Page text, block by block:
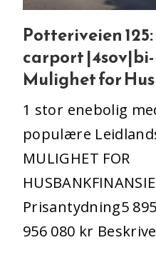
Potteriveien
carport
Mulighet for
1 stor enebolig
populære
MULIGHET FOR
Prisantydning5
956 ​080 kr